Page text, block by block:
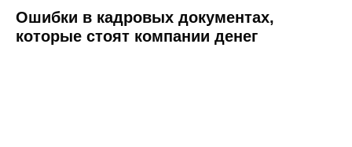
Ошибки в кадровых документах,
которые стоят компании денег